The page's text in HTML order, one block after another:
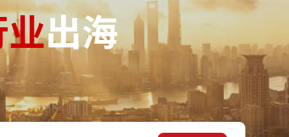
出海